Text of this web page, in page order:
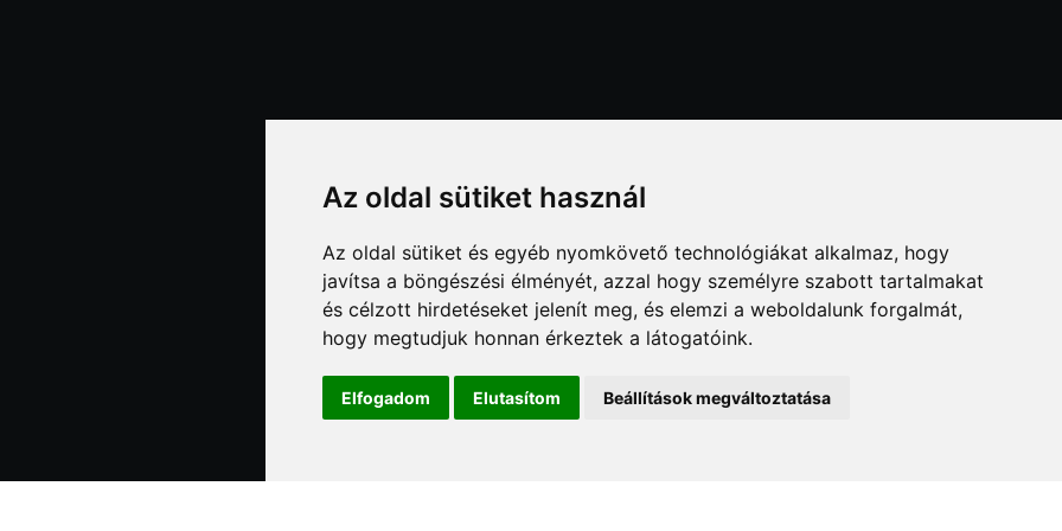
Az oldal sütiket használ
Az oldal sütiket és egyéb nyomkövető technológiákat alkalmaz, hogy
javítsa a böngészési élményét, azzal hogy személyre szabott tartalmakat
és célzott hirdetéseket jelenít meg, és elemzi a weboldalunk forgalmát,
hogy megtudjuk honnan érkeztek a látogatóink.
Elfogadom Elutasítom Beállítások megváltoztatása